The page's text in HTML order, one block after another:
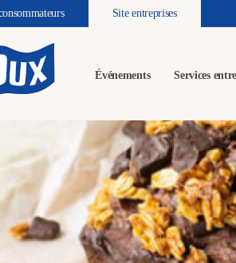
Site entreprises
Événements Services